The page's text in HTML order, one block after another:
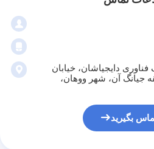
ساختمان 10، پارک فناوری دایجیاشان، خیابان
888، منطقه جیانگ آن، شهر ووهان،
بگیرید